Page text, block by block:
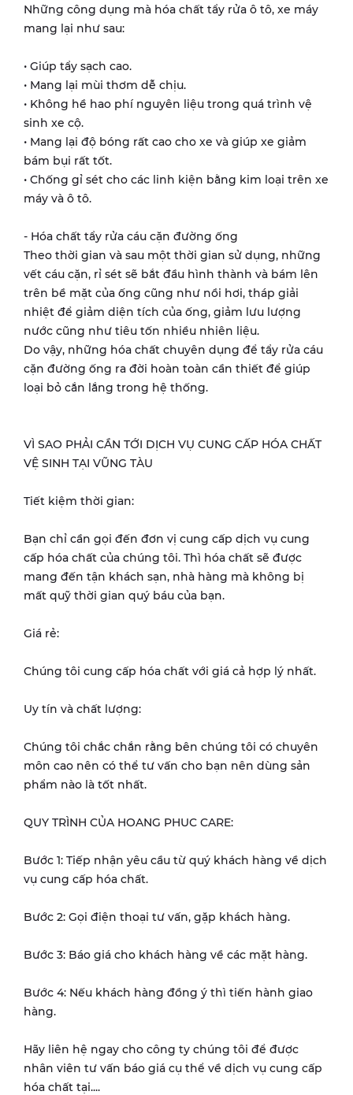
Những công dụng mà hóa chất tẩy rửa ô tô, xe máy
mang lại như sau:
• Giúp tẩy sạch cao.
• Mang lại mùi thơm dễ chịu.
• Không hề hao phí nguyên liệu trong quá trình vệ
sinh xe cộ.
• Mang lại độ bóng rất cao cho xe và giúp xe giảm
bám bụi rất tốt.
• Chống gỉ sét cho các linh kiện bằng kim loại trên xe
máy và ô tô.
- Hóa chất tẩy rửa cáu cặn đường ống
Theo thời gian và sau một thời gian sử dụng, những
vết cáu cặn, rỉ sét sẽ bắt đầu hình thành và bám lên
trên bề mặt của ống cũng như nồi hơi, tháp giải
nhiệt để giảm diện tích của ống, giảm lưu lượng
nước cũng như tiêu tốn nhiều nhiên liệu.
Do vậy, những hóa chất chuyên dụng để tẩy rửa cáu
cặn đường ống ra đời hoàn toàn cần thiết để giúp
loại bỏ cắn lắng trong hệ thống.
VÌ SAO PHẢI CẦN TỚI DỊCH VỤ CUNG CẤP HÓA CHẤT
VỆ SINH TẠI VŨNG TÀU
Tiết kiệm thời gian:
Bạn chỉ cần gọi đến đơn vị cung cấp dịch vụ cung
cấp hóa chất của chúng tôi. Thì hóa chất sẽ được
mang đến tận khách sạn, nhà hàng mà không bị
mất quỹ thời gian quý báu của bạn.
Giá rẻ:
Chúng tôi cung cấp hóa chất với giá cả hợp lý nhất.
Uy tín và chất lượng:
Chúng tôi chắc chắn rằng bên chúng tôi có chuyên
môn cao nên có thể tư vấn cho bạn nên dùng sản
phẩm nào là tốt nhất.
QUY TRÌNH CỦA HOANG PHUC CARE:
Bước 1: Tiếp nhận yêu cầu từ quý khách hàng về dịch
vụ cung cấp hóa chất.
Bước 2: Gọi điện thoại tư vấn, gặp khách hàng.
Bước 3: Báo giá cho khách hàng về các mặt hàng.
Bước 4: Nếu khách hàng đồng ý thì tiến hành giao
hàng.
Hãy liên hệ ngay cho công ty chúng tôi để được
nhân viên tư vấn báo giá cụ thể về dịch vụ cung cấp
hóa chất tại....